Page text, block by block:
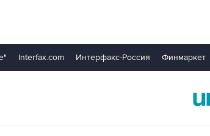
Interfax.com Интерфакс-Россия Финмаркет